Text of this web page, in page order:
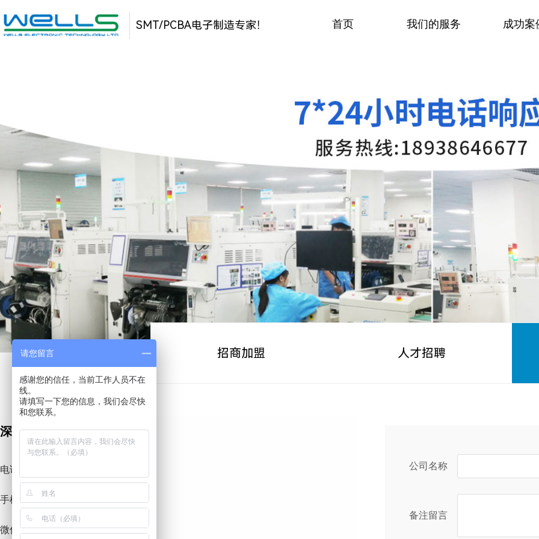
招商加盟 人才招聘
深圳市唯思源科技有限公司
电话：0755-26664885
手机：+86-18123754385
微信：ieeker888
公司名称
备注留言
首页 我们的服务 成功案
SMT/PCBA电子制造专家！
请您留言
感谢您的信任，当前工作人员不在
线。
请填写一下您的信息，我们会尽快
和您联系。